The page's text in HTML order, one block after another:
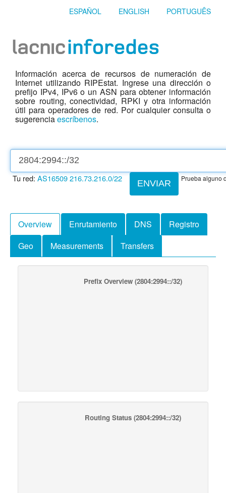
ESPAÑOL ENGLISH PORTUGUÊS
Información acerca de recursos de numeración de
Internet utilizando RIPEstat. Ingrese una dirección o
prefijo IPv4, IPv6 o un ASN para obtener información
sobre routing, conectividad, RPKI y otra información
útil para operadores de red. Por cualquier consulta o
sugerenciaescríbenos.
ENVIAR
Tu red: AS16509216.73.216.0/22 Prueba alguno
Overview Enrutamiento DNS
Registro
Geo
Measurements Transfers
Prefix Overview (2804:2994::/32)
Routing Status (2804:2994::/32)